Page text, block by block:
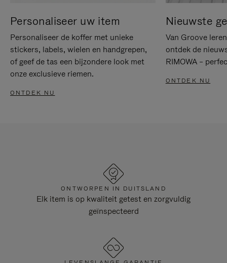
Personaliseer uw item
Personaliseer de koffer met unieke
stickers, labels, wielen en handgrepen,
of geef de tas een bijzondere look met
onze exclusieve riemen.
ONTDEK NU
Nieuwste
Van Groove
ontdek de
RIMOWA –
ONTDEK NU
ONTWORPEN IN DUITSLAND
Elk item is op kwaliteit getest en zorgvuldig
geïnspecteerd